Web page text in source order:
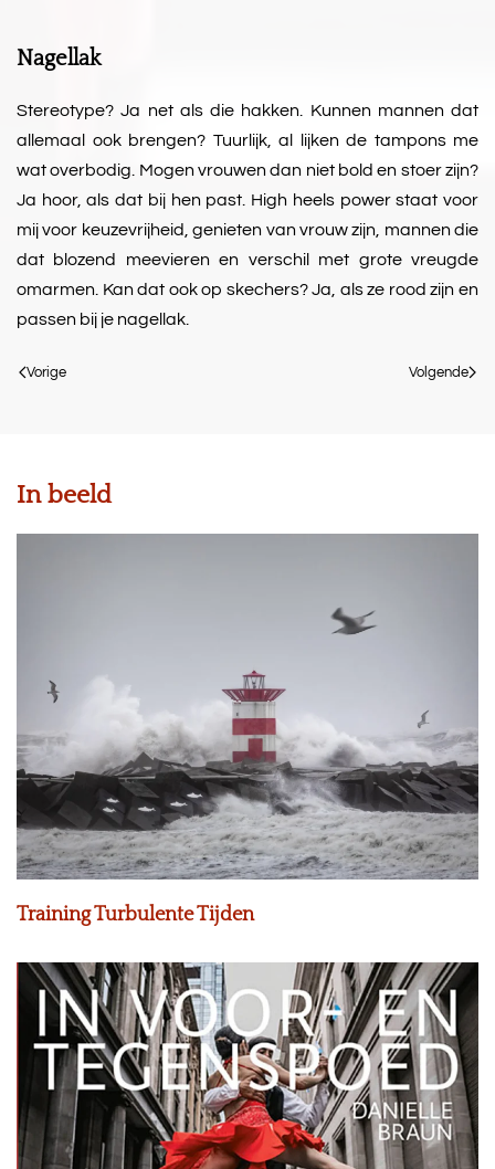
Nagellak
Stereotype? Ja net als die hakken. Kunnen mannen dat
allemaal ook brengen? Tuurlijk, al lijken de tampons me
wat overbodig. Mogen vrouwen dan niet bold en stoer zijn?
Ja hoor, als dat bij hen past. High heels power staat voor
mij voor keuzevrijheid, genieten van vrouw zijn, mannen die
dat blozend meevieren en verschil met grote vreugde
omarmen. Kan dat ook op skechers? Ja, als ze rood zijn en
passen bij je nagellak.
Vorige Volgende
In beeld
Training Turbulente Tijden